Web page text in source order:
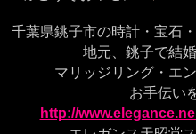
千葉県銚子市の時計・宝石
地元、銚子で結婚す
マリッジリング・エン
お手伝いを致
http://